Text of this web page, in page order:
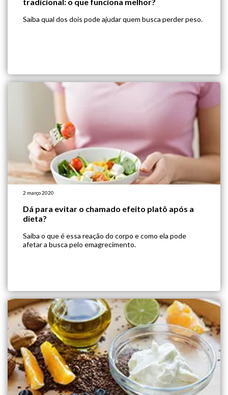
Saiba qual dos dois pode ajudar quem busca perder peso.
2 março 2020
Dá para evitar o chamado efeito platô após a
dieta?
Saiba o que é essa reação do corpo e como ela pode
afetar a busca pelo emagrecimento.